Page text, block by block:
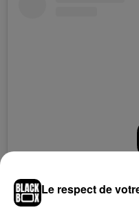
Une publication
Le respect de